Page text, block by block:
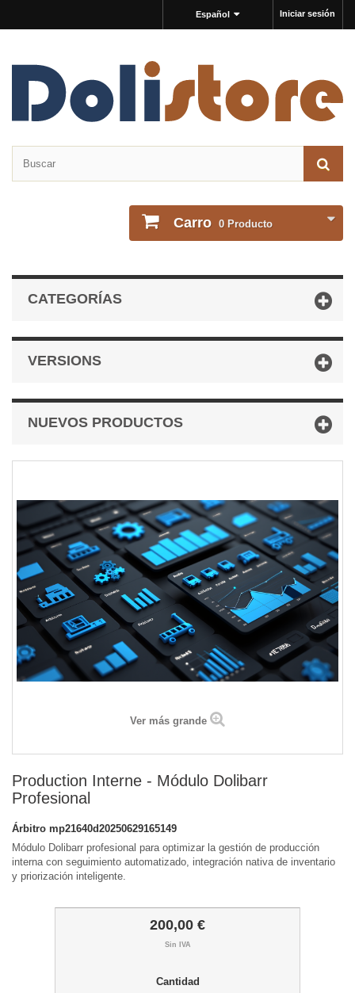
Iniciar sesión
Español
Carro 0 Producto
CATEGORÍAS
VERSIONS
NUEVOS PRODUCTOS
Ver más grande
Production Interne - Módulo Dolibarr
Profesional
Árbitro mp21640d20250629165149
Módulo Dolibarr profesional para optimizar la gestión de producción
interna con seguimiento automatizado, integración nativa de inventario
y priorización inteligente.
200,00 €
Sin IVA
Cantidad